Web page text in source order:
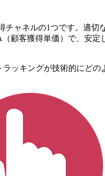
ャネルの1つです。適
顧客獲得単価）で、安
ッキングが技術的にど